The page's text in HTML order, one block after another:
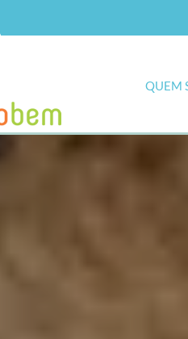
QUEM